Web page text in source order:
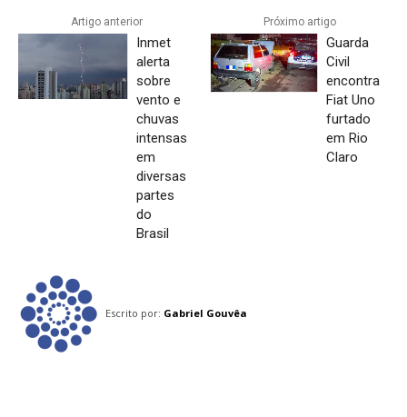
Artigo anterior
Inmet
alerta
sobre
vento e
chuvas
intensas
em
diversas
partes
do
Brasil
Próximo artigo
Guarda
Civil
encontra
Fiat Uno
furtado
em Rio
Claro
Escrito por: Gabriel Gouvêa